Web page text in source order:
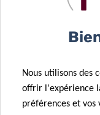
Nous utilisons des
offrir l'expérience
préférences et vos